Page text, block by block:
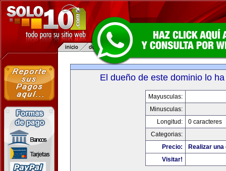
El dueño de este dominio lo
Mayusculas:
Minusculas:
Longitud:
0 caracteres
Categorias:
Precio:
Realizar
Visitar!